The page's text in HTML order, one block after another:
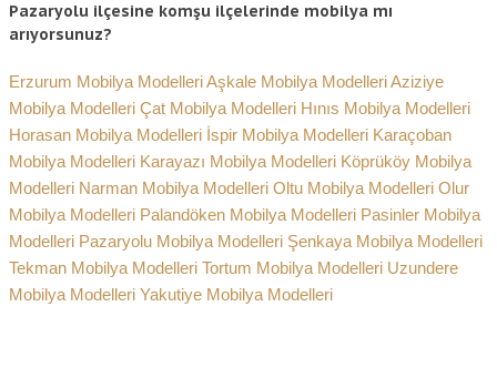
Pazaryolu ilçesine komşu ilçelerinde mobilya mı
arıyorsunuz?
Erzurum Mobilya ModelleriAşkale Mobilya ModelleriAziziye
Mobilya Modelleri Çat Mobilya Modelleri Hınıs Mobilya Modelleri
Horasan Mobilya Modelleri İspir Mobilya Modelleri Karaçoban
Mobilya Modelleri Karayazı Mobilya Modelleri Köprüköy Mobilya
Modelleri Narman Mobilya Modelleri Oltu Mobilya Modelleri Olur
Mobilya Modelleri Palandöken Mobilya Modelleri Pasinler Mobilya
Modelleri Pazaryolu Mobilya Modelleri Şenkaya Mobilya Modelleri
Tekman Mobilya Modelleri Tortum Mobilya Modelleri Uzundere
Mobilya Modelleri Yakutiye Mobilya Modelleri